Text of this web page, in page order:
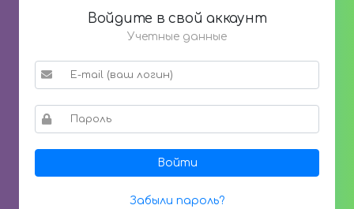
Войдите в свой аккаунт
Учетные данные
Войти
Забыли пароль?